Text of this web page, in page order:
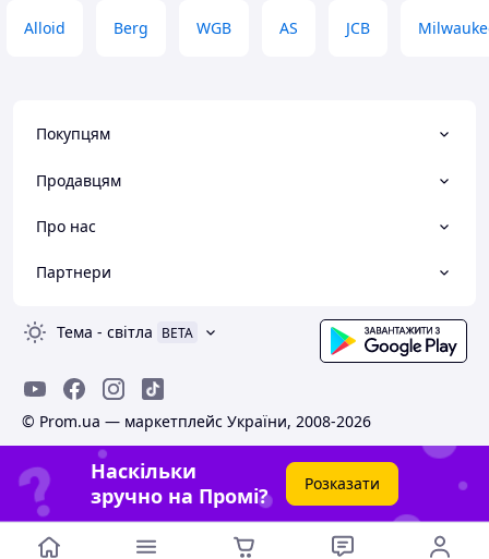
Alloid Berg WGB AS JCB
Покупцям
Продавцям
Про нас
Партнери
Тема - світла BETA
© Prom.ua — маркетплейс України, 2008-2026
Наскільки
зручно на Промі?
Розказати